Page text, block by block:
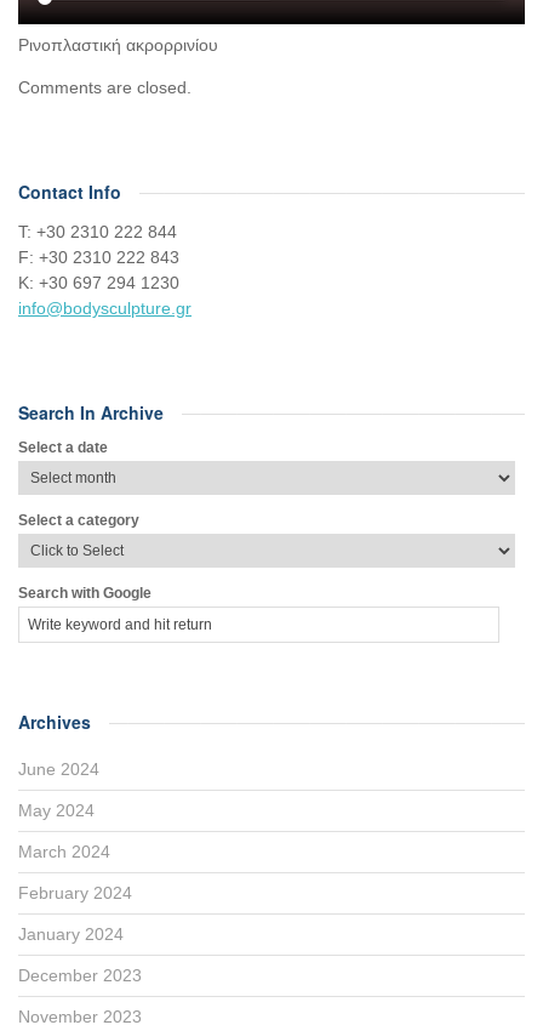
Ρινοπλαστική ακρορρινίου
Comments are closed.
Contact Info
Τ: +30 2310 222 844
F: +30 2310 222 843
Κ: +30 697 294 1230
info@bodysculpture.gr
Search In Archive
Select a date
Select a category
Search with Google
Archives
June 2024
May 2024
March 2024
February 2024
January 2024
December 2023
November 2023